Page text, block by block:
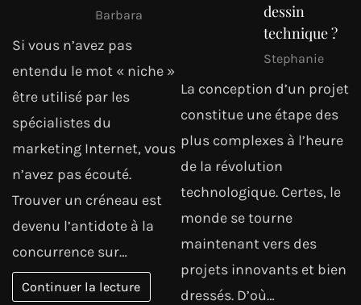
Barbara
Si vous n’avez pas
entendu le mot « niche »
être utilisé par les
spécialistes du
marketing Internet, vous
n’avez pas écouté.
Trouver un créneau est
devenu l’antidote à la
concurrence sur…
Continuer la lecture
dessin
technique ?
Stephanie
La conception d’un projet
constitue une étape des
plus complexes à l’heure
de la révolution
technologique. Certes, le
monde se tourne
maintenant vers des
projets innovants et bien
dressés. D’où…